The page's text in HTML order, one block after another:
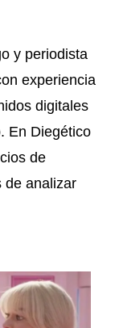
y periodista
experiencia
digitales
En Diegético
de
de analizar